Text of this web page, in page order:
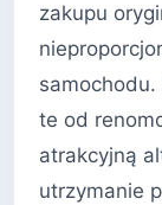
zakupu
samochodu.
te od
atrakcyjną
utrzymanie